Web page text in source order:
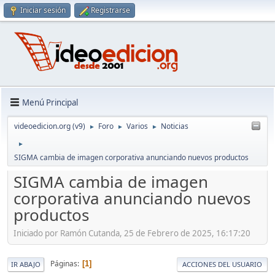
Iniciar sesión Registrarse
Menú Principal
videoedicion.org (v9) ► Foro ► Varios ► Noticias
►
SIGMA cambia de imagen corporativa anunciando nuevos productos
SIGMA cambia de imagen
corporativa anunciando nuevos
productos
Iniciado por Ramón Cutanda, 25 de Febrero de 2025, 16:17:20
IR ABAJO Páginas 1 ACCIONES DEL USUARIO